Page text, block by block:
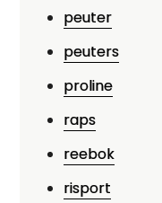
peuter
peuters
proline
raps
reebok
risport